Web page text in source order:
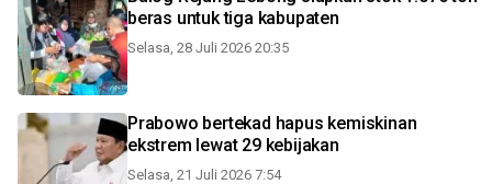
beras untuk tiga kabupaten
Selasa, 28 Juli 2026 20:35
Prabowo bertekad hapus kemiskinan
ekstrem lewat 29 kebijakan
Selasa, 21 Juli 2026 7:54